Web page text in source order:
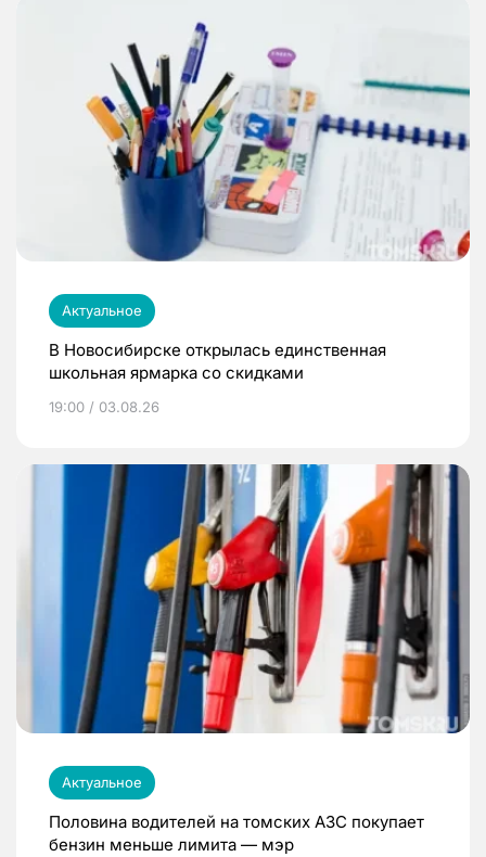
Актуальное
В Новосибирске открылась единственная
школьная ярмарка со скидками
19:00 / 03.08.26
Актуальное
Половина водителей на томских АЗС покупает
бензин меньше лимита — мэр